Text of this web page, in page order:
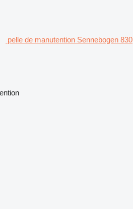
pelle de manutention Sennebogen 830